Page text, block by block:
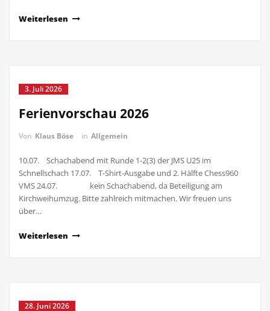
Weiterlesen
3. Juli 2026
Ferienvorschau 2026
Von Klaus Böse in Allgemein
10.07. Schachabend mit Runde 1-2(3) der JMS U25 im
Schnellschach 17.07. T-Shirt-Ausgabe und 2. Hälfte Chess960
VMS 24.07. kein Schachabend, da Beteiligung am
Kirchweihumzug. Bitte zahlreich mitmachen. Wir freuen uns
über…
Weiterlesen
28. Juni 2026